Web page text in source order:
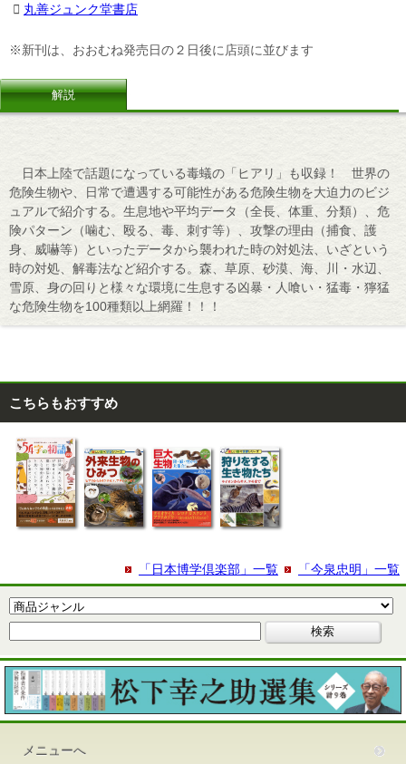
丸善ジュンク堂書店
※新刊は、おおむね発売日の２日後に店頭に並びます
解説
日本上陸で話題になっている毒蟻の「ヒアリ」も収録！ 世界の
危険生物や、日常で遭遇する可能性がある危険生物を大迫力のビジ
ュアルで紹介する。生息地や平均データ（全長、体重、分類）、危
険パターン（噛む、殴る、毒、刺す等）、攻撃の理由（捕食、護
身、威嚇等）といったデータから襲われた時の対処法、いざという
時の対処、解毒法など紹介する。森、草原、砂漠、海、川・水辺、
雪原、身の回りと様々な環境に生息する凶暴・人喰い・猛毒・獰猛
な危険生物を100種類以上網羅！！！
こちらもおすすめ
「今泉忠明」一覧
「日本博学倶楽部」一覧
メニューへ